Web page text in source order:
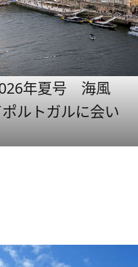
年夏号 海風
ルトガルに会い